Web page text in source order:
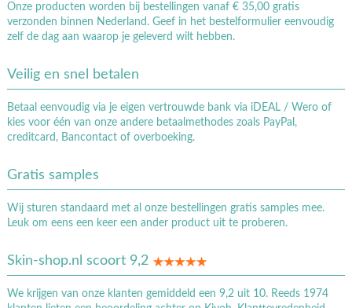
Onze producten worden bij bestellingen vanaf € 35,00 gratis
verzonden binnen Nederland. Geef in het bestelformulier eenvoudig
zelf de dag aan waarop je geleverd wilt hebben.
Veilig en snel betalen
Betaal eenvoudig via je eigen vertrouwde bank via iDEAL / Wero of
kies voor één van onze andere betaalmethodes zoals PayPal,
creditcard, Bancontact of overboeking.
Gratis samples
Wij sturen standaard met al onze bestellingen gratis samples mee.
Leuk om eens een keer een ander product uit te proberen.
Skin-shop.nl scoort 9,2
We krijgen van onze klanten gemiddeld een 9,2 uit 10. Reeds 1974